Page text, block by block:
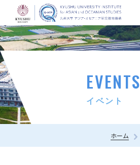
EVENTS
イベント
ホーム